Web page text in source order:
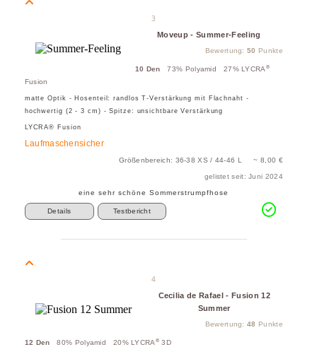
3
Moveup - Summer-Feeling
Bewertung:50 Punkte
10 Den 73% Polyamid 27% LYCRA ®
Fusion
matte Optik - Hosenteil: randlos T-Verstärkung mit Flachnaht -
hochwertig (2 - 3 cm) - Spitze: unsichtbare Verstärkung
LYCRA® Fusion
Laufmaschensicher
Größenbereich: 36-38 XS / 44-46 L ~ 8,00 €
gelistet seit: Juni 2024
eine sehr schöne Sommerstrumpfhose
Details Testbericht
4
Cecilia de Rafael - Fusion 12
Summer
Bewertung:48 Punkte
12 Den 80% Polyamid 20% LYCRA ® 3D